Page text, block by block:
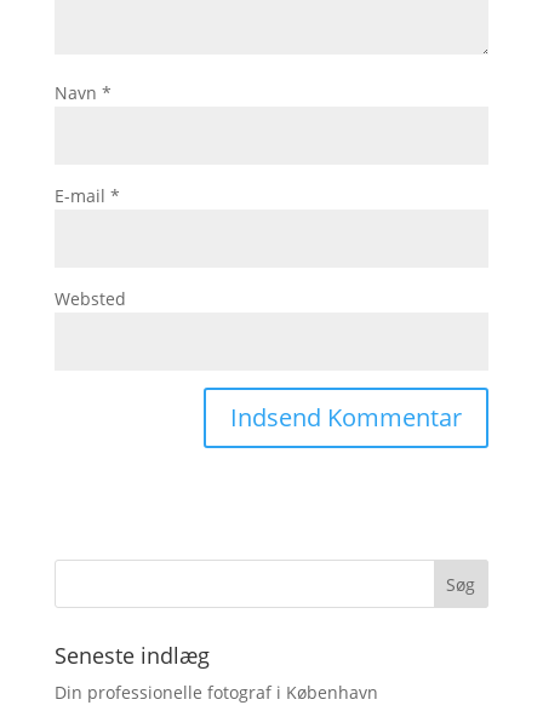
Navn *
E-mail *
Websted
Seneste indlæg
Din professionelle fotograf i København